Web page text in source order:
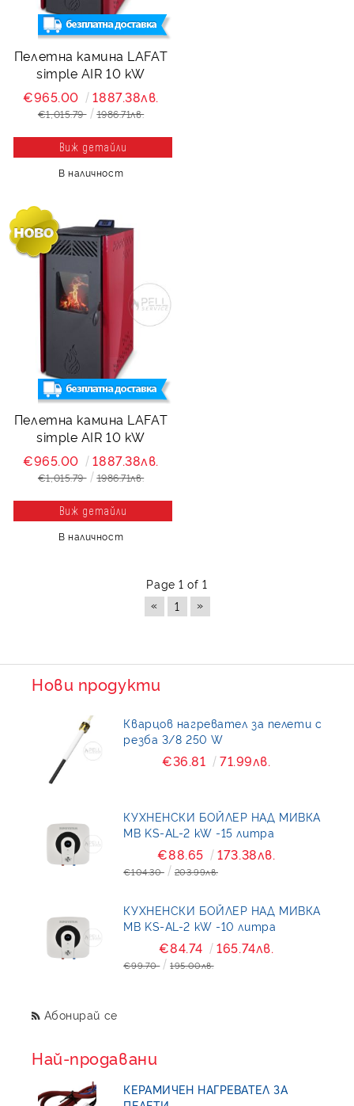
Пелетна камина LAFAT
simple AIR 10 kW
€965.00
1887.38лв.
€1,015.79 1986.71лв.
Виж детайли
В наличност
Пелетна камина LAFAT
simple AIR 10 kW
€965.00
1887.38лв.
€1,015.79 1986.71лв.
Виж детайли
В наличност
Page 1 of 1
«
1 »
Нови продукти
Кварцов нагревател за пелети с
резба 3/8 250 W
€36.81 71.99лв.
КУХНЕНСКИ БОЙЛЕР НАД МИВКА
MB KS-AL-2 kW -15 литра
€88.65 173.38лв.
€104.30 203.99лв.
КУХНЕНСКИ БОЙЛЕР НАД МИВКА
MB KS-AL-2 kW -10 литра
€84.74 165.74лв.
€99.70 195.00лв.
Абонирай се
Най-продавани
КЕРАМИЧЕН НАГРЕВАТЕЛ ЗА